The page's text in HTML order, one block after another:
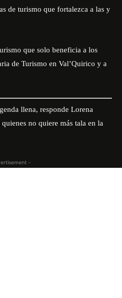
de turismo que fortalezca a las y
que solo beneficia a los
de Turismo en Val’Quirico y a
llena, responde Lorena
no quiere más tala en la
-